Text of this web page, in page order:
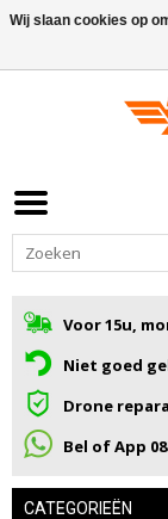
Voor 15u,
Niet goed
Drone
Bel of App
CATEGORIEËN
Wij slaan cookies op